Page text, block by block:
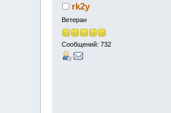
rk2y
Ветеран
Сообщений: 732